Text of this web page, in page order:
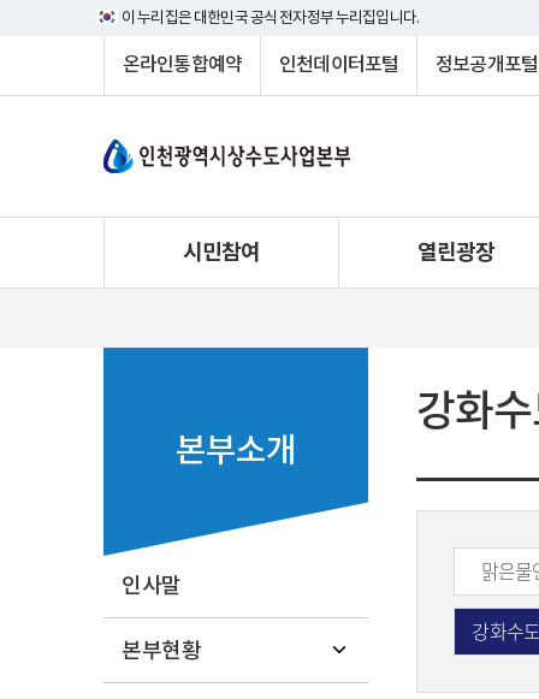
이 누리집은 대한민국 공식 전자정부 누리집입니다.
온라인통합예약 인천데이터포털 정보공개포털
시민참여 열린광장
본부소개
인사말
본부현황
강화
맑은물
강화수